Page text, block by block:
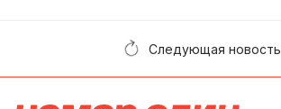
Следующая новость